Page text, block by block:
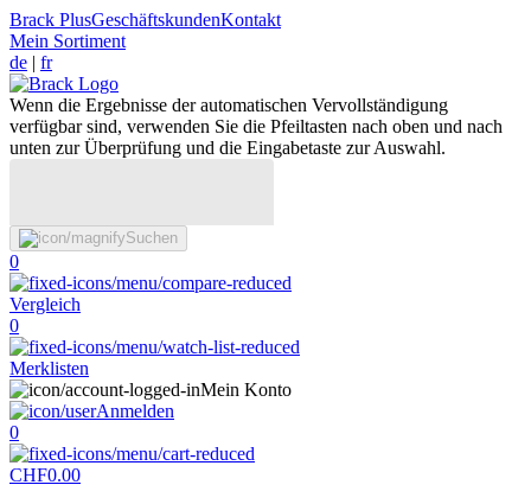
Brack PlusGeschäftskundenKontakt
Mein Sortiment
de | fr
Wenn die Ergebnisse der automatischen Vervollständigung
verfügbar sind, verwenden Sie die Pfeiltasten nach oben und nach
unten zur Überprüfung und die Eingabetaste zur Auswahl.
Suchen
0
Vergleich
0
Merklisten
Mein Konto
Anmelden
0
CHF0.00